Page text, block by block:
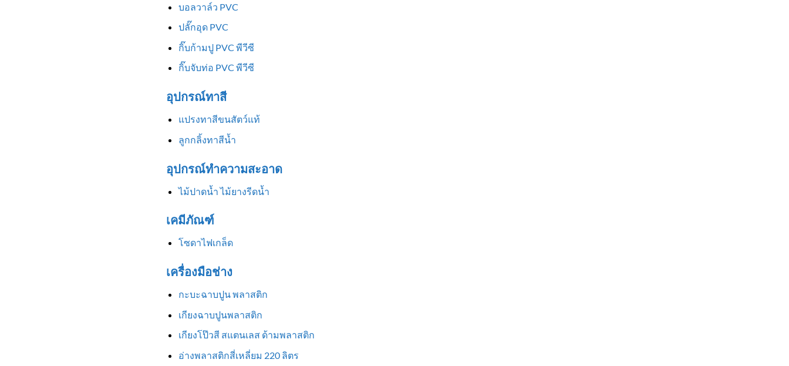
บอลวาล์ว PVC
ปลั๊กอุด PVC
กิ๊บก้ามปู PVC พีวีซี
กิ๊บจับท่อ PVC พีวีซี
อุปกรณ์ทาสี
แปรงทาสีขนสัตว์แท้
ลูกกลิ้งทาสีน้ำ
อุปกรณ์ทำความสะอาด
ไม้ปาดน้ำ ไม้ยางรีดน้ำ
เคมีภัณฑ์
โซดาไฟเกล็ด
เครื่องมือช่าง
กะบะฉาบปูน พลาสติก
เกียงฉาบปูนพลาสติก
เกียงโป๊วสี สแตนเลส ด้ามพลาสติก
อ่างพลาสติกสี่เหลี่ยม 220 ลิตร